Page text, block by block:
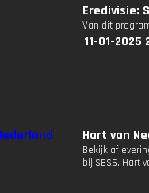
Eredivisie:
Van dit
11-01-2025
Hart van
Bekijk
bij SBS6. Hart